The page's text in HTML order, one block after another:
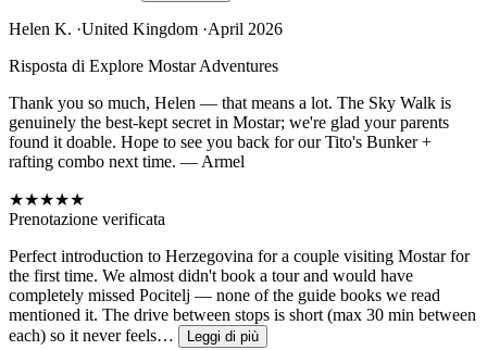
Helen K. ·United Kingdom ·April 2026
Risposta di Explore Mostar Adventures
Thank you so much, Helen — that means a lot. The Sky Walk is
genuinely the best-kept secret in Mostar; we're glad your parents
found it doable. Hope to see you back for our Tito's Bunker +
rafting combo next time. — Armel
★★★★★
Prenotazione verificata
Perfect introduction to Herzegovina for a couple visiting Mostar for
the first time. We almost didn't book a tour and would have
completely missed Pocitelj — none of the guide books we read
mentioned it. The drive between stops is short (max 30 min between
each) so it never feels…
Leggi di più